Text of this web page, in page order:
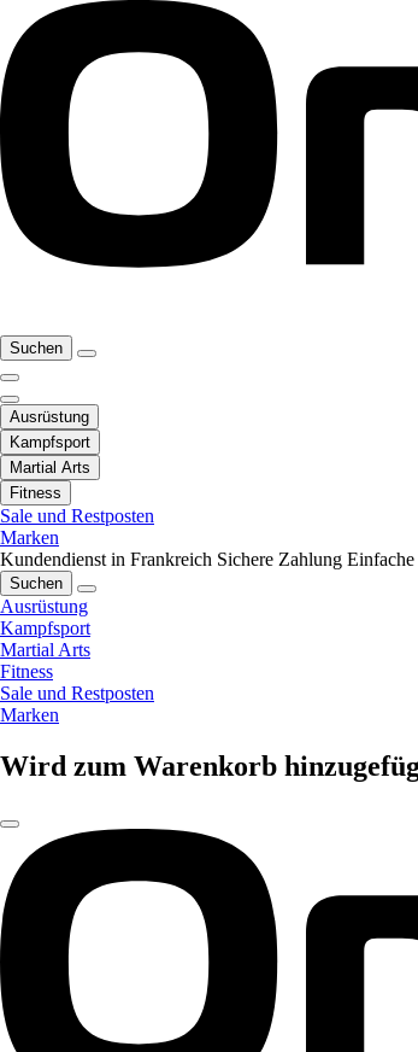
Suchen
Ausrüstung
Kampfsport
Martial Arts
Fitness
Sale und Restposten
Marken
Kundendienst in Frankreich Sichere Zahlung
Suchen
Ausrüstung
Kampfsport
Martial Arts
Fitness
Sale und Restposten
Marken
Wird zum Warenkorb